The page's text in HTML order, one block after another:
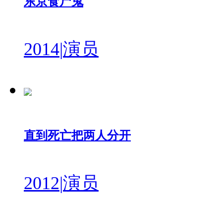
2014|演员
直到死亡把两人分开
2012|演员